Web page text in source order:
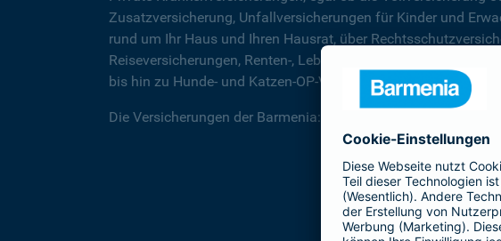
Zusatzversicherung, Unfallversicherungen für Kinder und
rund um Ihr Haus und Ihren Hausrat, über
Reiseversicherungen, Renten-, Lebens- und
bis hin zu Hunde- und Katzen-OP-Versicherungen.
Die Versicherungen der Barmenia: Wir helfen Ihnen in jeder